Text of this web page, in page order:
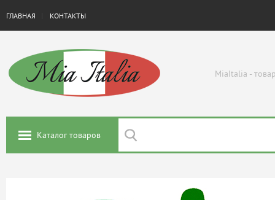
ГЛАВНАЯ КОНТАКТЫ
MiaItalia -
Каталог товаров